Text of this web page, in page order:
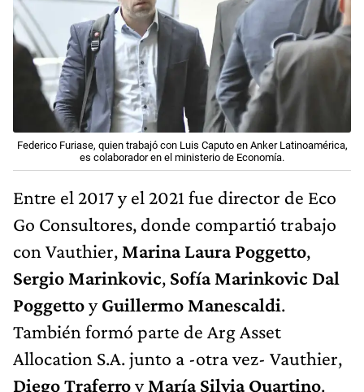
Federico Furiase, quien trabajó con Luis Caputo en Anker Latinoamérica,
es colaborador en el ministerio de Economía.
Entre el 2017 y el 2021 fue director de Eco
Go Consultores, donde compartió trabajo
con Vauthier, Marina Laura Poggetto,
Sergio Marinkovic, Sofía Marinkovic Dal
PoggettoyGuillermo Manescaldi.
También formó parte de Arg Asset
Allocation S.A. junto a -otra vez- Vauthier,
Diego TraferroyMaría Silvia Quartino.